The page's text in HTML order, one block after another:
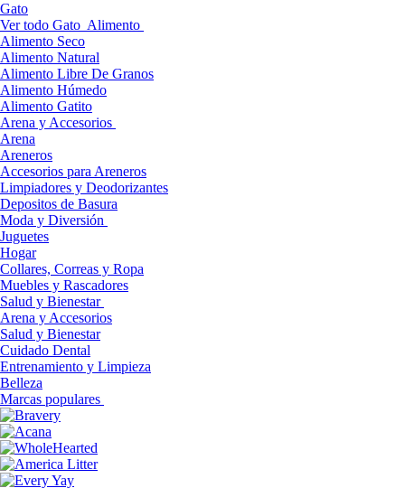
Gato
Ver todo Gato Alimento
Alimento Seco
Alimento Natural
Alimento Libre De Granos
Alimento Húmedo
Alimento Gatito
Arena y Accesorios
Arena
Areneros
Accesorios para Areneros
Limpiadores y Deodorizantes
Depositos de Basura
Moda y Diversión
Juguetes
Hogar
Collares, Correas y Ropa
Muebles y Rascadores
Salud y Bienestar
Arena y Accesorios
Salud y Bienestar
Cuidado Dental
Entrenamiento y Limpieza
Belleza
Marcas populares